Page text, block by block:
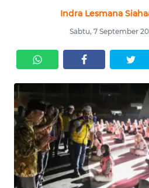
Indra Lesmana
Sabtu, 7 September
EKUIN
SAINS-TEKNO
KESEHATAN
INTERNASIONAL